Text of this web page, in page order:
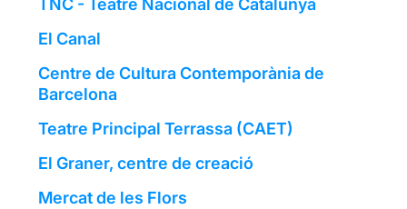
TNC - Teatre Nacional de Catalunya
El Canal
Centre de Cultura Contemporània de
Barcelona
Teatre Principal Terrassa (CAET)
El Graner, centre de creació
Mercat de les Flors